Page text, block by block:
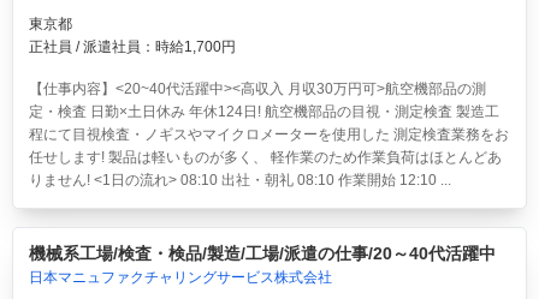
東京都
正社員 / 派遣社員：時給1,700円
【仕事内容】<20~40代活躍中><高収入 月収30万円可>航空機部品の測
定・検査 日勤×土日休み 年休124日!航空機部品の目視・測定検査 製造工
程にて目視検査・ノギスやマイクロメーターを使用した 測定検査業務をお
任せします! 製品は軽いものが多く、 軽作業のため作業負荷はほとんどあ
りません! <1日の流れ> 08:10 出社・朝礼 08:10 作業開始 12:10 ...
機械系工場/検査・検品/製造/工場/派遣の仕事/20～40代活躍中
日本マニュファクチャリングサービス株式会社